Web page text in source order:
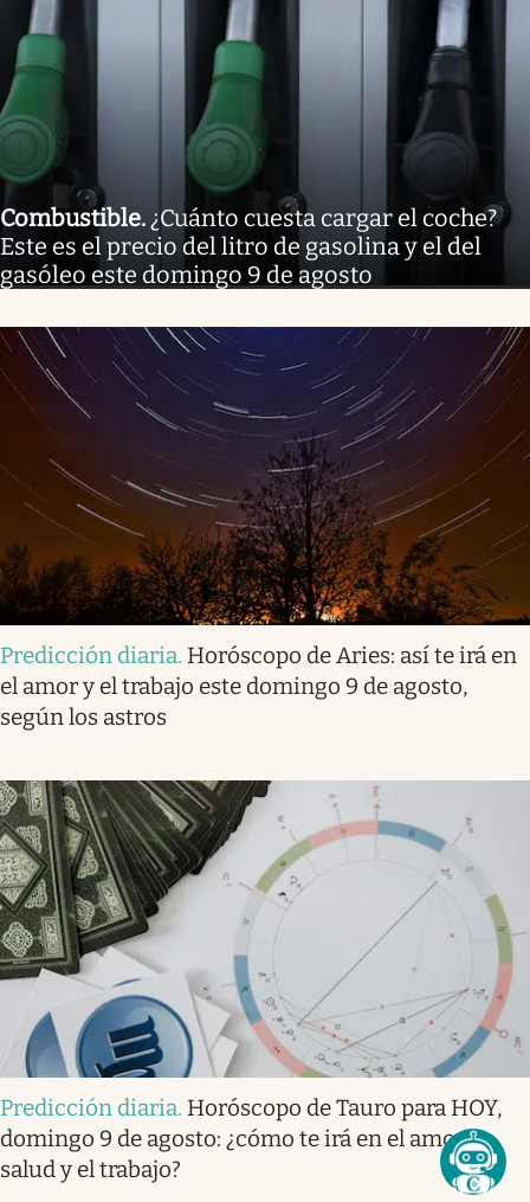
Combustible. ¿Cuánto cuesta cargar el coche?
Este es el precio del litro de gasolina y el del
gasóleo este domingo 9 de agosto
Predicción diaria. Horóscopo de Aries: así te irá en
el amor y el trabajo este domingo 9 de agosto,
según los astros
Predicción diaria. Horóscopo de Tauro para HOY,
domingo 9 de agosto: ¿cómo te irá en el amor, la
salud y el trabajo?